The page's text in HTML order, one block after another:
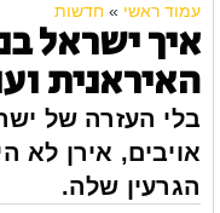
עמוד ראשי » חדשות
איך ישראל
האיראנית
בלי העזרה של
אויבים, אירן לא
הגרעין שלה.